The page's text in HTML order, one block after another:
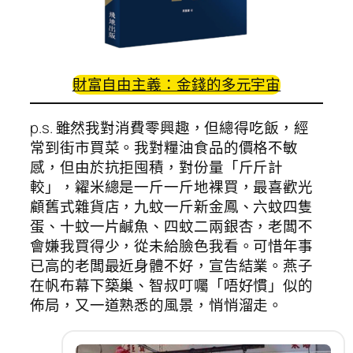
財富自由主義：金錢的多元宇宙
p.s. 雖然我對消費零興趣，但總得吃飯，經
常到街市買菜。我對糧油食品的價格不敏
感，但由於抗拒囤積，對份量「斤斤計
較」，糴米總是一斤一斤地裸買，最喜歡光
顧舊式雜貨店，九蚊一斤新金鳳、六蚊四隻
蛋、十蚊一片鹹魚、四蚊二兩銀杏，老闆不
會嫌我買得少，從未給臉色我看。可惜年事
已高的老闆最近身體不好，宣告結業。燕子
在帆布幕下築巢、智叔叮囑「唔好慣」似的
佈局，又一道熟悉的風景，悄悄溜走。